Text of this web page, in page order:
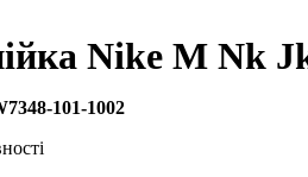
Nike M Nk
101-1002